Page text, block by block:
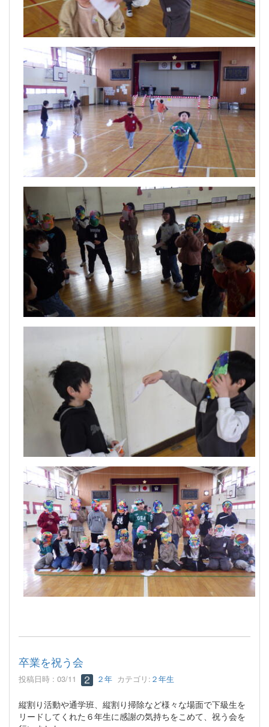
卒業を祝う会
投稿日時 : 03/11 ２年 カテゴリ: ２年生
縦割り活動や通学班、縦割り掃除など様々な場面で下級生を
リードしてくれた６年生に感謝の気持ちをこめて、祝う会を